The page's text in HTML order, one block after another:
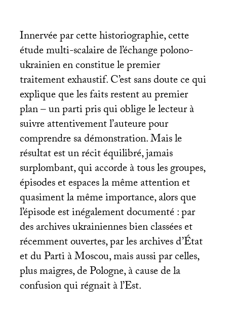
Innervée par cette historiographie, cette
étude multi-scalaire de l’échange polono-
ukrainien en constitue le premier
traitement exhaustif. C’est sans doute ce qui
explique que les faits restent au premier
plan – un parti pris qui oblige le lecteur à
suivre attentivement l’auteure pour
comprendre sa démonstration. Mais le
résultat est un récit équilibré, jamais
surplombant, qui accorde à tous les groupes,
épisodes et espaces la même attention et
quasiment la même importance, alors que
l’épisode est inégalement documenté : par
des archives ukrainiennes bien classées et
récemment ouvertes, par les archives d’État
et du Parti à Moscou, mais aussi par celles,
plus maigres, de Pologne, à cause de la
confusion qui régnait à l’Est.